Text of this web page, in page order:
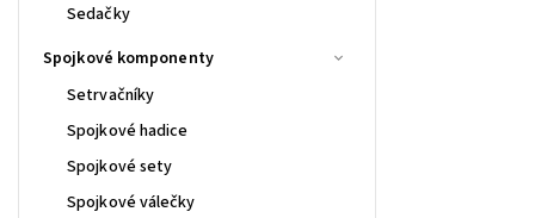
Sedačky
Spojkové komponenty
Setrvačníky
Spojkové hadice
Spojkové sety
Spojkové válečky